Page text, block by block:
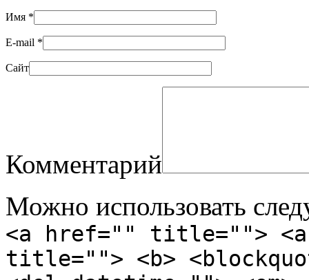
Имя *
E-mail *
Сайт
Комментарий
Можно использовать
<a href="" title="">
title=""> <b>